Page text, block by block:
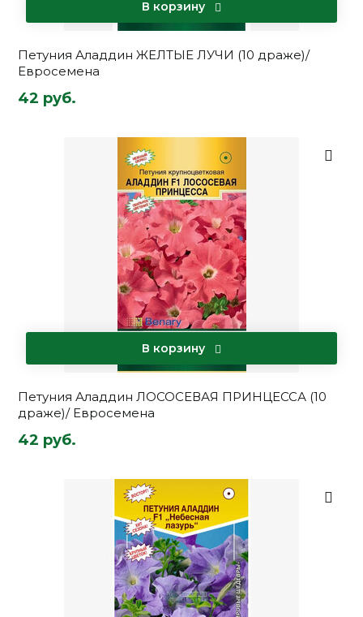
В корзину
Петуния Аладдин ЖЕЛТЫЕ ЛУЧИ (10 драже)/
Евросемена
42 руб.
В корзину
Петуния Аладдин ЛОСОСЕВАЯ ПРИНЦЕССА (10
драже)/ Евросемена
42 руб.